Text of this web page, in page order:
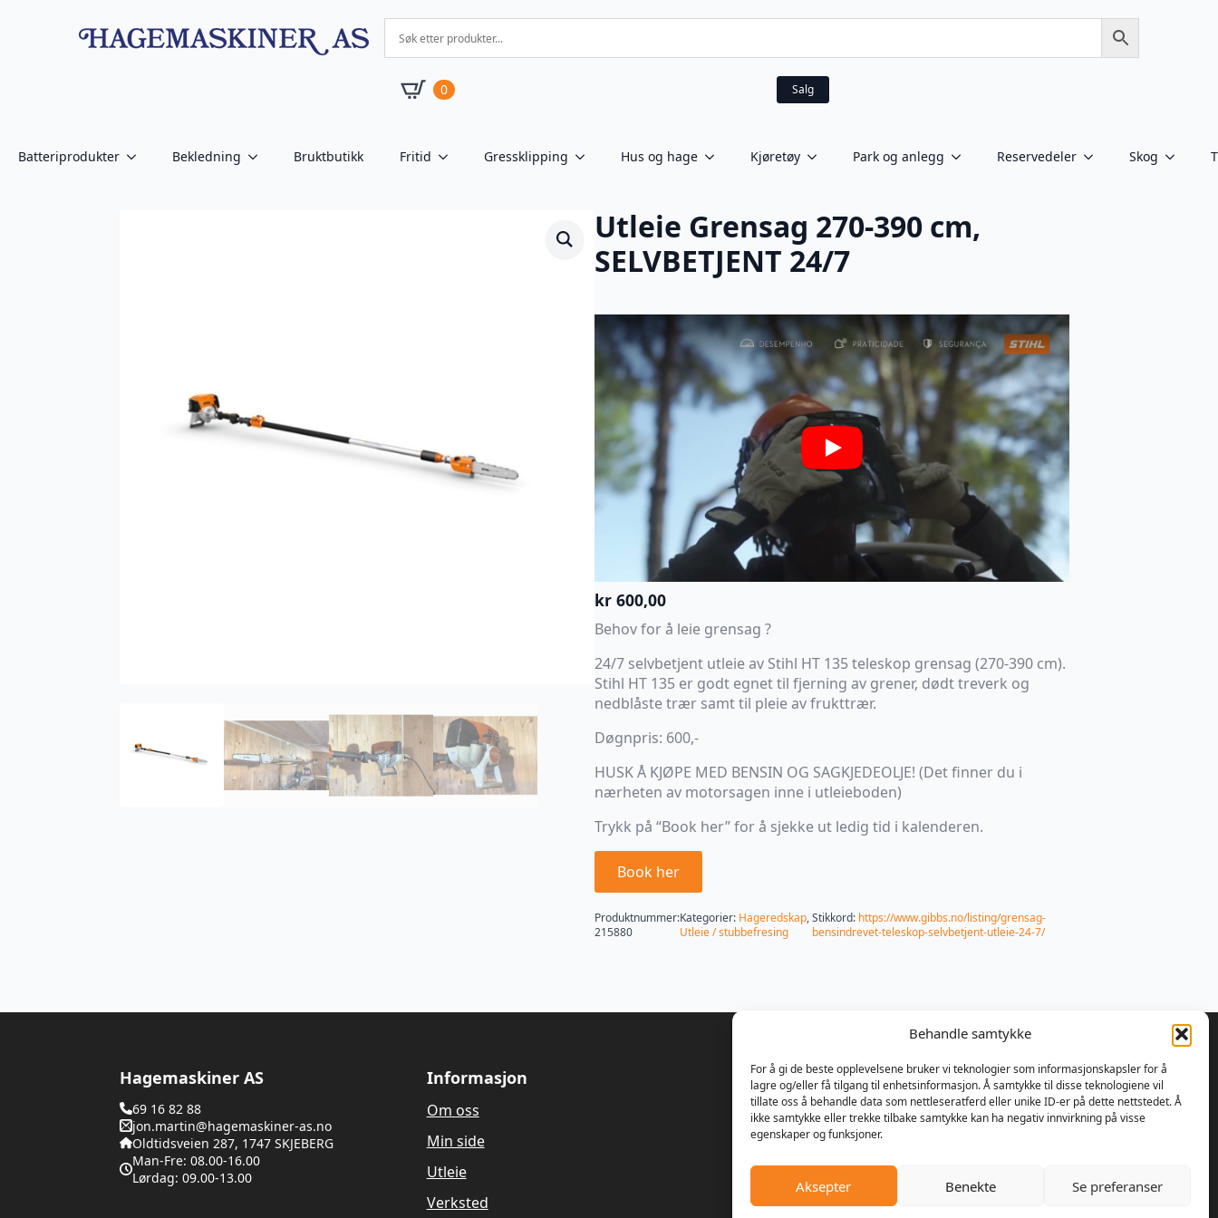
Behandle samtykke
For å gi de beste opplevelsene bruker vi teknologier som informasjonskapsler for å
lagre og/eller få tilgang til enhetsinformasjon. Å samtykke til disse teknologiene vil
tillate oss å behandle data som nettleseratferd eller unike ID-er på dette nettstedet. Å
ikke samtykke eller trekke tilbake samtykke kan ha negativ innvirkning på visse
egenskaper og funksjoner.
Aksepter Benekte Se preferanser
0 Salg
Batteriprodukter Bekledning Bruktbutikk Fritid Gressklipping Hus og hage Kjøretøy Park og anlegg Reservedeler Skog
Utleie Grensag 270-390 cm,
SELVBETJENT 24/7
Play
kr 600,00
Behov for å leie grensag ?
24/7 selvbetjent utleie av Stihl HT 135 teleskop grensag (270-390 cm).
Stihl HT 135 er godt egnet til fjerning av grener, dødt treverk og
nedblåste trær samt til pleie av frukttrær.
Døgnpris: 600,-
HUSK Å KJØPE MED BENSIN OG SAGKJEDEOLJE! (Det finner du i
nærheten av motorsagen inne i utleieboden)
Trykk på “Book her” for å sjekke ut ledig tid i kalenderen.
Book her
Produktnummer:
215880
Kategorier: Hageredskap,
Utleie / stubbefresing
Stikkord: https://www.gibbs.no/listing/grensag-
bensindrevet-teleskop-selvbetjent-utleie-24-7/
Hagemaskiner AS
69 16 82 88
jon.martin@hagemaskiner-as.no
Oldtidsveien 287, 1747 SKJEBERG
Man-Fre: 08.00-16.00
Lørdag: 09.00-13.00
Informasjon
Om oss
Min side
Utleie
Verksted
Om oss
Våren 1989 bestemte Ulrik Olseng og
Dagfinn Hansen seg for å starte opp med
gressklippere. Bedriften fikk navnet
Hagemaskiner AS, og lokalene var den
gamle landhandelen på Vesttorp